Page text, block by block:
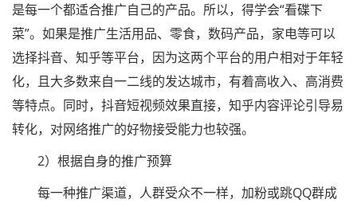
是每一个都适合推广自己的产品。所以，得学会“看碟下
菜”。如果是推广生活用品、零食，数码产品，家电等可以
选择抖音、知乎等平台，因为这两个平台的用户相对于年轻
化，且大多数来自一二线的发达城市，有着高收入、高消费
等特点。同时，抖音短视频效果直接，知乎内容评论引导易
转化，对网络推广的好物接受能力也较强。
2）根据自身的推广预算
每一种推广渠道，人群受众不一样，加粉或跳QQ群成